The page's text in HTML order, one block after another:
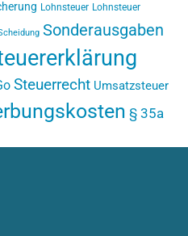
Lohnsteuer Lohnsteuer
Sonderausgaben
Steuerrecht Umsatzsteuer
§ 35a